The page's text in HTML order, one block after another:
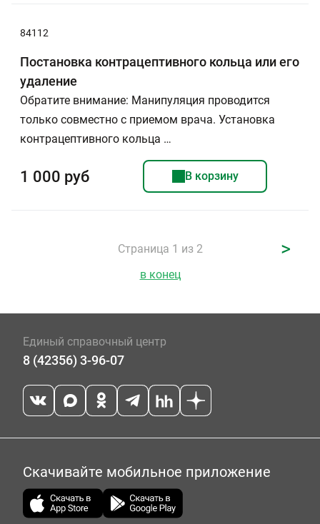
84112
Постановка контрацептивного кольца или его
удаление
Обратите внимание: Манипуляция проводится
только совместно с приемом врача. Установка
контрацептивного кольца …
1 000 руб В корзину
Страница 1 из 2 >
в конец
Единый справочный центр
8 (42356) 3-96-07
Скачивайте мобильное приложение